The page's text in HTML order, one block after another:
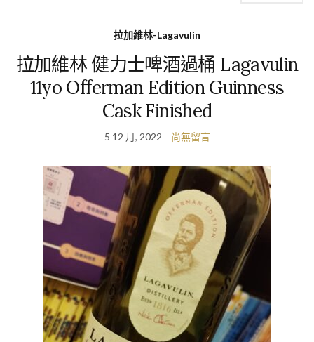
拉加維林-Lagavulin
拉加維林 健力士啤酒過桶 Lagavulin
11yo Offerman Edition Guinness
Cask Finished
5 12 月, 2022 尚無留言